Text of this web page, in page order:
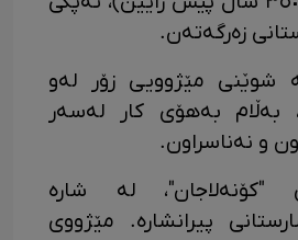
زەرگەتەن.
شوێنی مێژوویی زۆر لەو
بەڵام بەھۆی کار لەسەر
و نەناسراون.
"کۆنه‌لاجان"، ‌له‌ شاره‌
پیرانشارە. مێژووی